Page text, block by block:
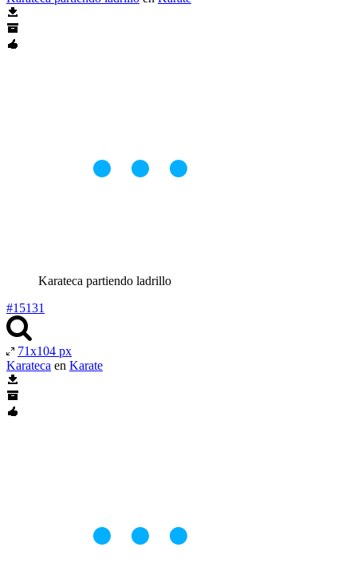
Karateca partiendo ladrillo
#15131
71x104 px
Karateca en Karate